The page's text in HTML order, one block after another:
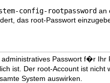
config-rootpassword an
das root-Passwort
administratives Passwort f�r
ist. Der root-Account ist
System auswirken.